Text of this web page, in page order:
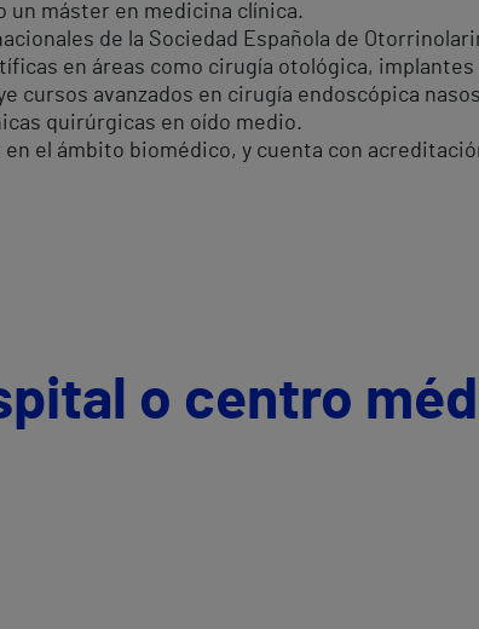
un máster en medicina clínica.
de la Sociedad Española de
en áreas como cirugía otológica, implantes
cursos avanzados en cirugía endoscópica
quirúrgicas en oído medio.
el ámbito biomédico, y cuenta con
o centro